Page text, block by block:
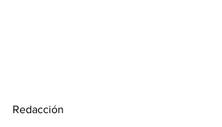
Redacción